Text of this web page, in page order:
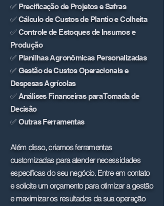
✅ Precificação de Projetos e Safras
✅ Cálculo de Custos de Plantio e Colheita
✅ Controle de Estoques de Insumos e
Produção
✅ Planilhas Agronômicas Personalizadas
✅ Gestão de Custos Operacionais e
Despesas Agrícolas
✅ Análises Financeiras para Tomada de
Decisão
✅ Outras Ferramentas
Além disso, criamos ferramentas
customizadas para atender necessidades
específicas do seu negócio. Entre em contato
e solicite um orçamento para otimizar a gestão
e maximizar os resultados da sua operação